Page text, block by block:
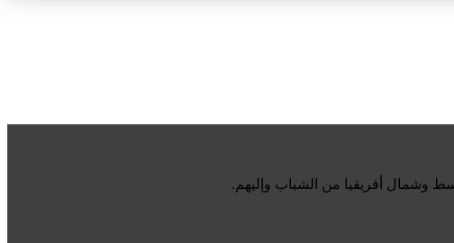
وشمال أفريقيا من الشباب وإليهم.